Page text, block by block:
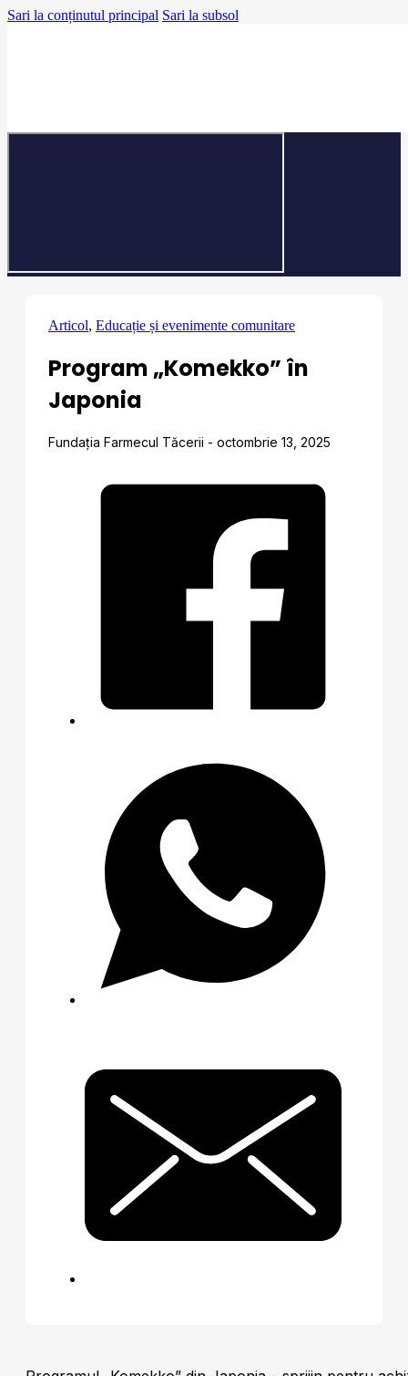
Sari la conținutul principal Sari la subsol
Articol, Educație și evenimente comunitare
Program „Komekko” în
Japonia
Fundația Farmecul Tăcerii - octombrie 13, 2025